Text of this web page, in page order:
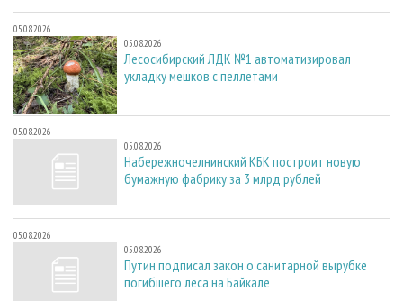
05.08.2026
05.08.2026
Лесосибирский ЛДК №1 автоматизировал
укладку мешков с пеллетами
05.08.2026
05.08.2026
Набережночелнинский КБК построит новую
бумажную фабрику за 3 млрд рублей
05.08.2026
05.08.2026
Путин подписал закон о санитарной вырубке
погибшего леса на Байкале